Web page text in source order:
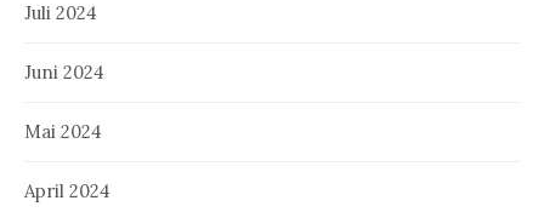
Juli 2024
Juni 2024
Mai 2024
April 2024